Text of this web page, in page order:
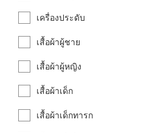
เครื่องประดับ
เสื้อผ้าผู้ชาย
เสื้อผ้าผู้หญิง
เสื้อผ้าเด็ก
เสื้อผ้าเด็กทารก